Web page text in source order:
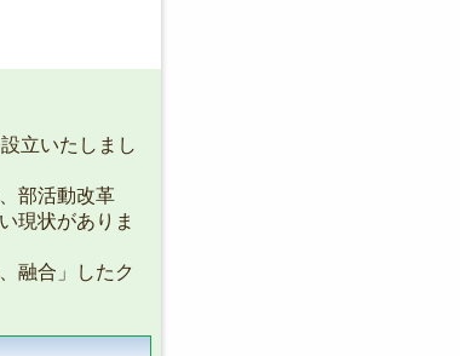
立いたしまし
部活動改革
現状がありま
融合」したク